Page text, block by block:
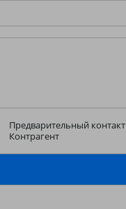
Предварительный контакт
Контрагент